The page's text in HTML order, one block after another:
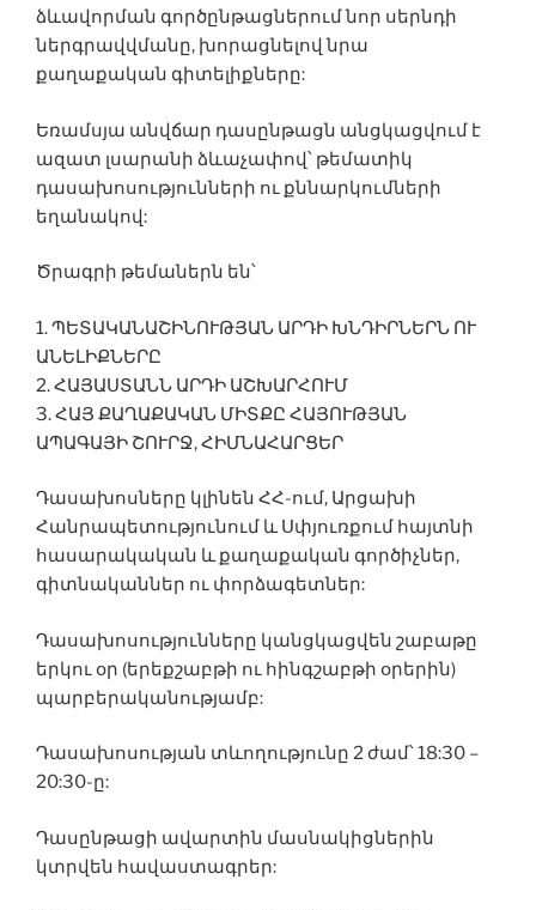
ձևավորման գործընթացներում նոր սերնդի
ներգրավվմանը, խորացնելով նրա
քաղաքական գիտելիքները:
Եռամսյա անվճար դասընթացն անցկացվում է
ազատ լսարանի ձևաչափով՝ թեմատիկ
դասախոսությունների ու քննարկումների
եղանակով:
Ծրագրի թեմաներն են՝
1. ՊԵՏԱԿԱՆԱՇԻՆՈՒԹՅԱՆ ԱՐԴԻ ԽՆԴԻՐՆԵՐՆ ՈՒ
ԱՆԵԼԻՔՆԵՐԸ
2. ՀԱՅԱՍՏԱՆՆ ԱՐԴԻ ԱՇԽԱՐՀՈՒՄ
3. ՀԱՅ ՔԱՂԱՔԱԿԱՆ ՄԻՏՔԸ ՀԱՅՈՒԹՅԱՆ
ԱՊԱԳԱՅԻ ՇՈՒՐՋ, ՀԻՄՆԱՀԱՐՑԵՐ
Դասախոսները կլինեն ՀՀ-ում, Արցախի
Հանրապետությունում և Սփյուռքում հայտնի
հասարակական և քաղաքական գործիչներ,
գիտնականներ ու փորձագետներ:
Դասախոսությունները կանցկացվեն շաբաթը
երկու օր (երեքշաբթի ու հինգշաբթի օրերին)
պարբերականությամբ:
Դասախոսության տևողությունը 2 ժամ՝ 18:30 –
20:30-ը:
Դասընթացի ավարտին մասնակիցներին
կտրվեն հավաստագրեր: